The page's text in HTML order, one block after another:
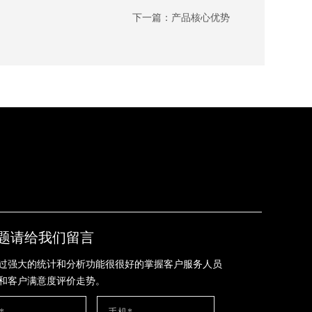
下一篇： 产品核心优势
请给我们留言
强大的统计和分析功能很很好的掌握客户服务人员
客户满意度评价走势。